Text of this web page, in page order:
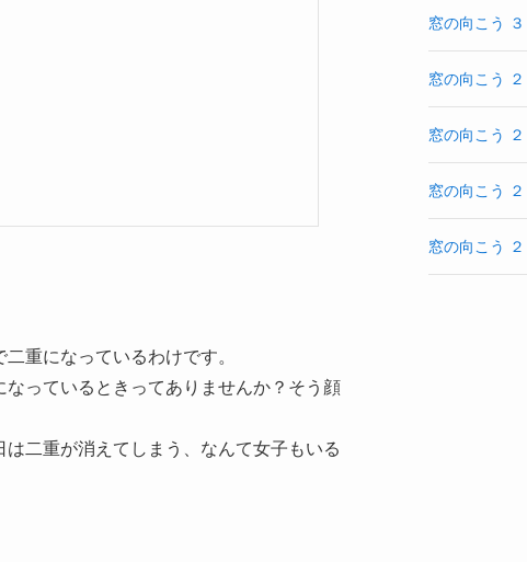
重になっているわけです。
っているときってありませんか？そう顔
二重が消えてしまう、なんて女子もいる
窓の向こう ３
窓の向こう ２
窓の向こう ２
窓の向こう ２
窓の向こう ２